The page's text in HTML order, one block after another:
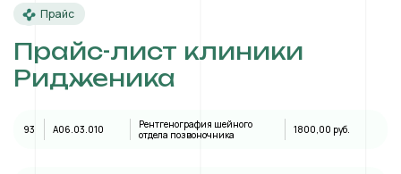
Прайс
Прайс-лист клиники
Ридженика
93 A06.03.010
Рентгенография шейного
отдела позвоночника
1800,00 руб.